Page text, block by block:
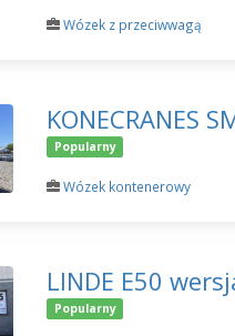
Wózek z przeciwwagą
KONECRANES
Popularny
Wózek kontenerowy
LINDE E50
Popularny